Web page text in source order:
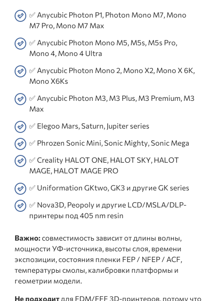
✅ Anycubic Photon P1, Photon Mono M7, Mono
M7 Pro, Mono M7 Max
✅ Anycubic Photon Mono M5, M5s, M5s Pro,
Mono 4, Mono 4 Ultra
✅ Anycubic Photon Mono 2, Mono X2, Mono X 6K,
Mono X6Ks
✅ Anycubic Photon M3, M3 Plus, M3 Premium, M3
Max
✅ Elegoo Mars, Saturn, Jupiter series
✅ Phrozen Sonic Mini, Sonic Mighty, Sonic Mega
✅ Creality HALOT ONE, HALOT SKY, HALOT
MAGE, HALOT MAGE PRO
✅ Uniformation GKtwo, GK3 и другие GK series
✅ Nova3D, Peopoly и другие LCD/MSLA/DLP-
принтеры под 405 nm resin
Важно:совместимость зависит от длины волны,
мощности УФ-источника, высоты слоя, времени
экспозиции, состояния пленки FEP / NFEP / ACF,
температуры смолы, калибровки платформы и
геометрии модели.
Не подходит для FDM/FFF 3D-принтеров, потому что